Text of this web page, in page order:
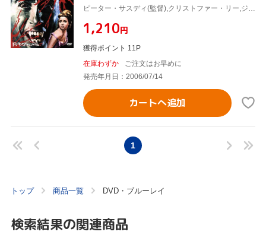
¥1,210円
獲得ポイント 11P
在庫わずか
ご注文はお早めに
発売年月日：2006/07/14
カートへ追加
1
トップ 商品一覧 DVD・ブルーレイ
検索結果の関連商品